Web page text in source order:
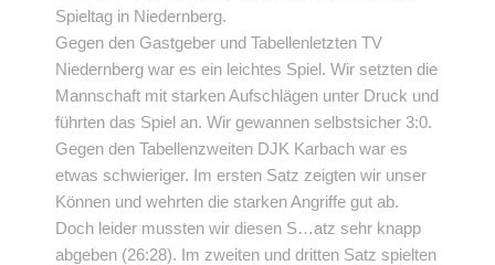
Spieltag in Niedernberg.
Gegen den Gastgeber und Tabellenletzten TV
Niedernberg war es ein leichtes Spiel. Wir setzten die
Mannschaft mit starken Aufschlägen unter Druck und
führten das Spiel an. Wir gewannen selbstsicher 3:0.
Gegen den Tabellenzweiten DJK Karbach war es
etwas schwieriger. Im ersten Satz zeigten wir unser
Können und wehrten die starken Angriffe gut ab.
Doch leider mussten wir diesen S…atz sehr knapp
abgeben (26:28). Im zweiten und dritten Satz spielten